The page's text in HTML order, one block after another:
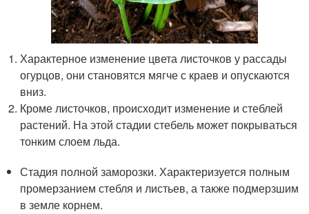
Характерное изменение цвета листочков у рассады
огурцов, они становятся мягче с краев и опускаются
вниз.
Кроме листочков, происходит изменение и стеблей
растений. На этой стадии стебель может покрываться
тонким слоем льда.
Стадия полной заморозки. Характеризуется полным
промерзанием стебля и листьев, а также подмерзшим
в земле корнем.